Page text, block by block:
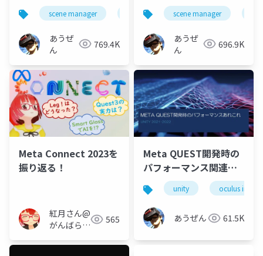
scene manager depth api オクルージョン
あうぜ
ん
769.4K
scene manager
あうぜ
ん
696.9K
Meta Connect 2023を
振り返る！
紅月さん@
がんばらな
565
Meta QUEST開発時の
パフォーマンス関連の
あれこれunity oculus
あうぜん 61.5K